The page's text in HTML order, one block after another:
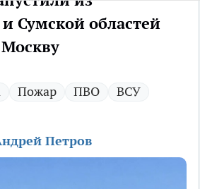
Сумской областей
Пожар ПВО ВСУ
Петров